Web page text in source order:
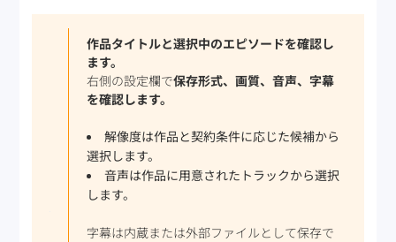
作品タイトルと選択中のエピソードを確認し
ます。
右側の設定欄で保存形式、画質、音声、字幕
を確認します。
解像度は作品と契約条件に応じた候補から
選択します。
音声は作品に用意されたトラックから選択
します。
字幕は内蔵または外部ファイルとして保存で